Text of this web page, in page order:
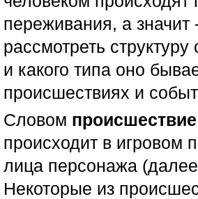
переживания, а
рассмотреть
и какого типа оно
происшествиях и
Словом происшествие
происходит в игровом
лица персонажа
Некоторые из